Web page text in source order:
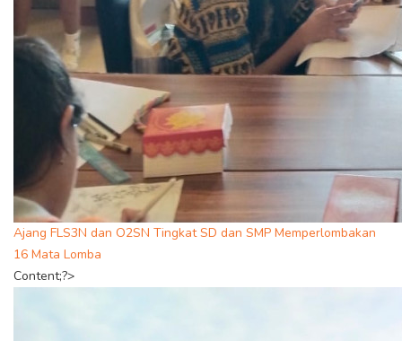
Ajang FLS3N dan O2SN Tingkat SD dan SMP Memperlombakan
16 Mata Lomba
Content;?>